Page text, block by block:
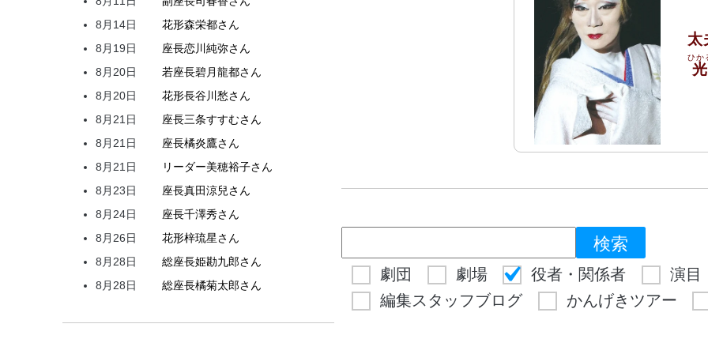
太
光
劇団 劇場 役者・関係者
演目
編集スタッフブログ
かんげきツアー
8月14日
花形森栄都さん
8月19日
座長恋川 純弥さん
8月20日
若座長碧月龍都さん
8月20日
花形長谷川 愁さん
8月21日
座長三条すすむさん
8月21日
座長橘炎鷹さん
8月21日
リーダー美穂裕子さん
8月23日
座長真田涼兒さん
8月24日
座長千澤秀さん
8月26日
花形梓琉星さん
8月28日
総座長姫勘九郎さん
8月28日
総座長橘菊太郎さん